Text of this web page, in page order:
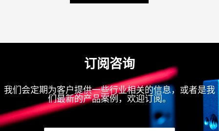
订阅咨询
我们会定期为客户提供一些行业相关的信息，或者是我
们最新的产品案例，欢迎订阅。